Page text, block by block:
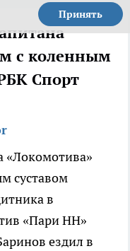
Принять
с коленным
Спорт
«Локомотива»
суставом
в
«Пари НН»
ездил в